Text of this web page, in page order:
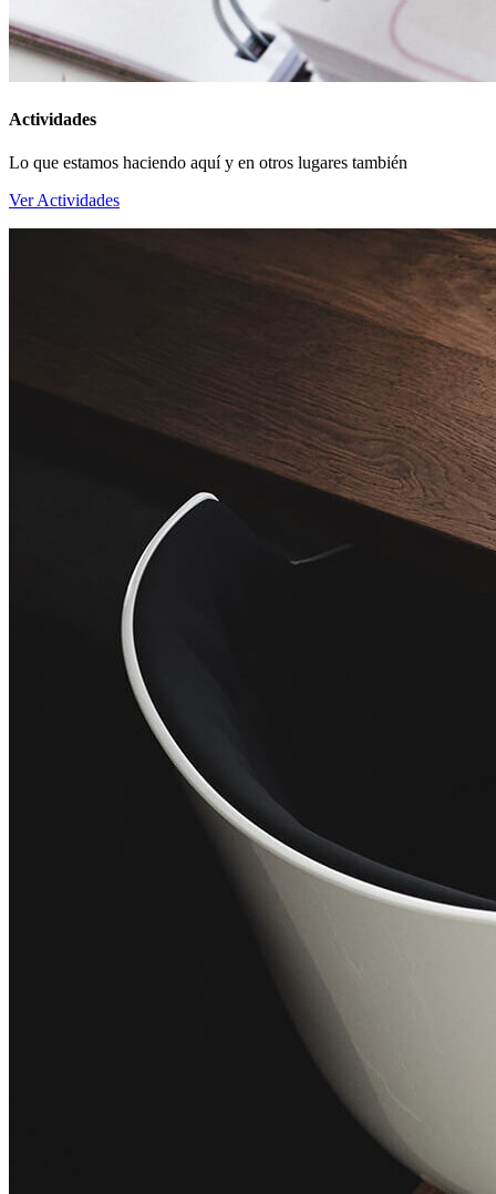
Actividades
Lo que estamos haciendo aquí y en otros lugares también
Ver Actividades